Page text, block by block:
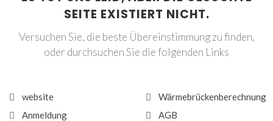
SEITE EXISTIERT NICHT.
Versuchen Sie, die beste Übereinstimmung zu finden,
oder durchsuchen Sie die folgenden Links
website
Anmeldung
Wärmebrückenberechnung
AGB